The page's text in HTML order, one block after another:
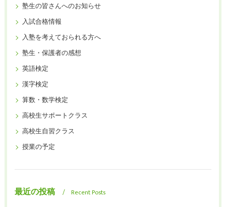
塾生の皆さんへのお知らせ
入試合格情報
入塾を考えておられる方へ
塾生・保護者の感想
英語検定
漢字検定
算数・数学検定
高校生サポートクラス
高校生自習クラス
授業の予定
最近の投稿 Recent Posts